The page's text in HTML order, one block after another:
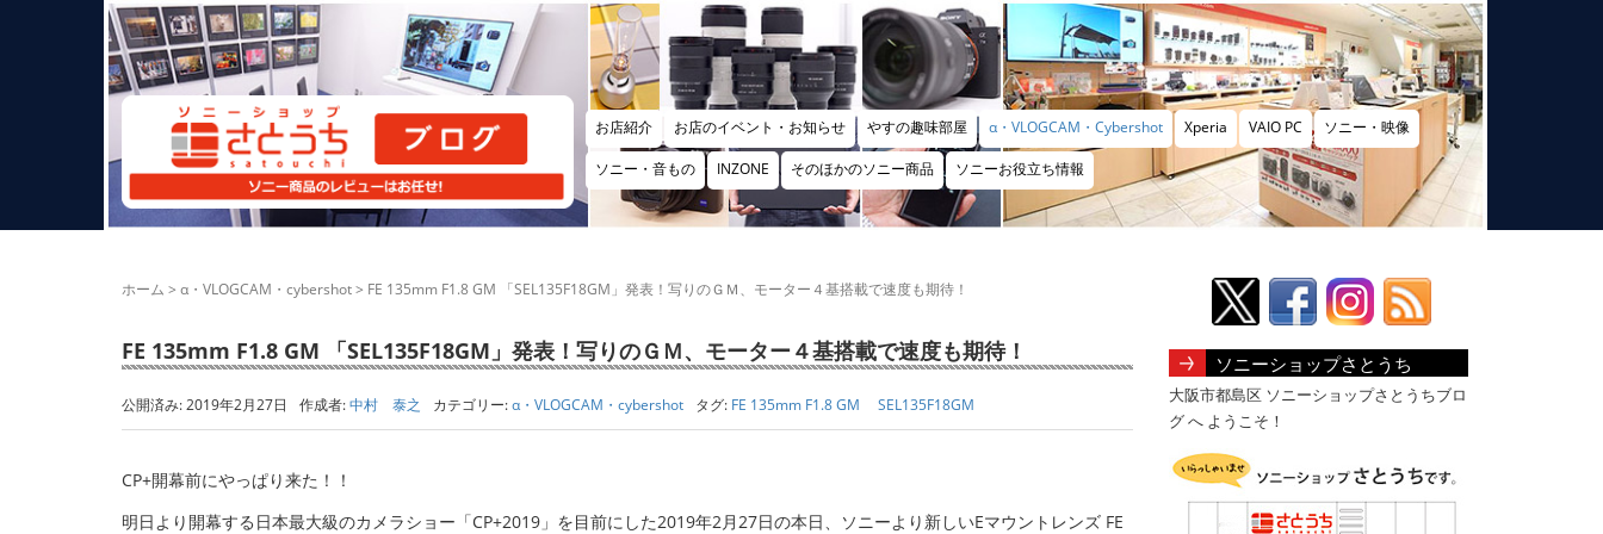
お店紹介 お店のイベント・お知らせ やすの趣味部屋 α・VLOGCAM・Cybershot Xperia VAIO PC ソニー・映像
ソニー・音もの INZONE そのほかのソニー商品 ソニーお役立ち情報
ホーム > α・VLOGCAM・cybershot> FE 135mm F1.8 GM 「SEL135F18GM」発表！写りのＧＭ、モーター４基搭載で速度も期待！
FE 135mm F1.8 GM 「SEL135F18GM」発表！写りのＧＭ、モーター４基搭載で速度も期待！
公開済み: 2019年2月27日 作成者:中村 泰之 カテゴリー:α・VLOGCAM・cybershot タグ: FE 135mm F1.8 GM SEL135F18GM
CP+開幕前にやっぱり来た！！
明日より開幕する日本最大級のカメラショー「CP+2019」を目前にした2019年2月27日の本日、ソニーより新しいEマウントレンズ FE
ソニーショップさとうち
大阪市都島区 ソニーショップさとうちブロ
グ へ ようこそ！